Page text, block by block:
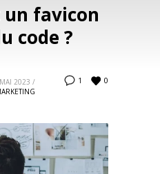
favicon
code ?
1 0
2023 /